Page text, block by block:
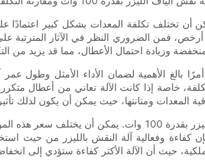
الليزر بقدرة 100 واط هو سعر الشراء الأولي. يمكن أن تختلف تكلفة
فمن الضروري النظر في الآثار المترتبة
بالغ الأهمية لضمان الأداء الأمثل وطول
خاصة إذا كانت الآلة تعاني من أعطال
تساهم أيضًا المواد الاستهلاكية مثل أنابيب الليزر والعدسات ومواد القطع في تكلفة امتلاك
كفاءة وفعالية آلة النقش بالليزر من حيث